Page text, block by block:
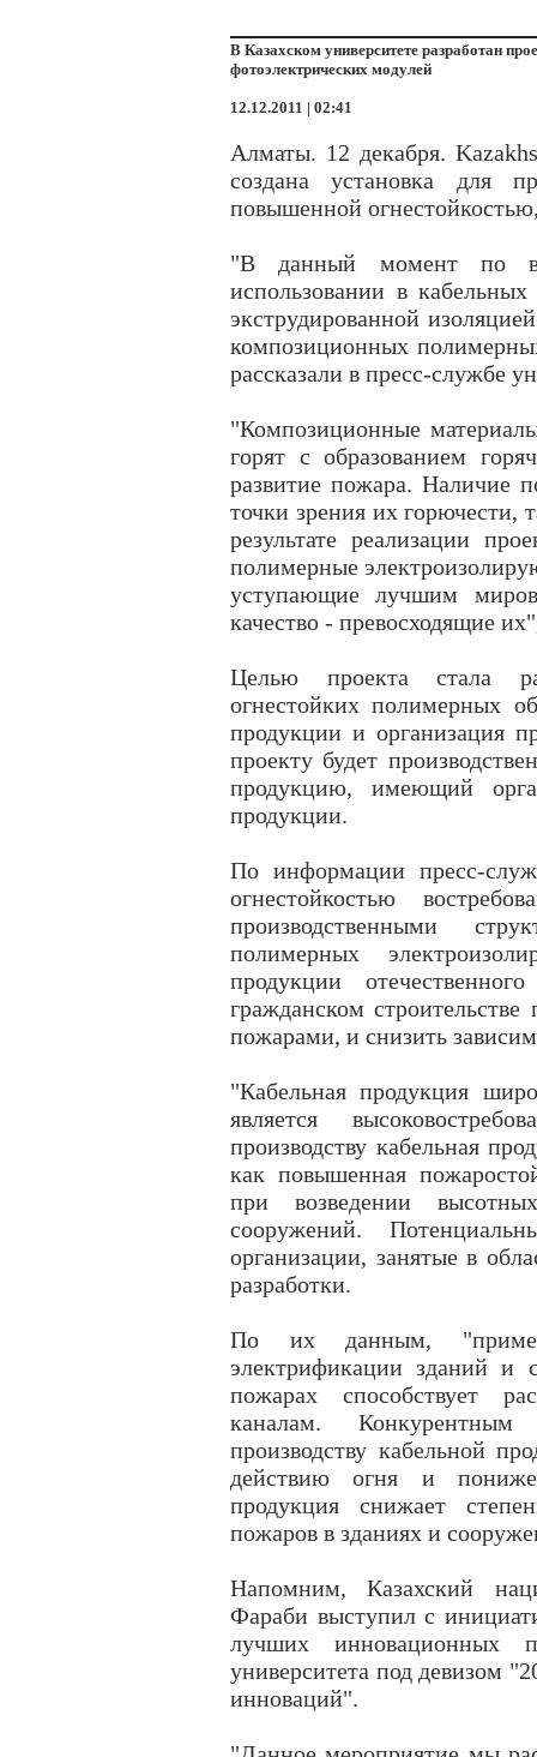
В Казахском университете разработан
фотоэлектрических модулей
12.12.2011 | 02:41
Алматы. 12 декабря.
создана установка для
повышенной
"В данный момент по
использовании в
экструдированной
композиционных
рассказали в пресс-службе
"Композиционные
горят с образованием
развитие пожара. Наличие
точки зрения их горючести,
результате реализации
полимерные
уступающие лучшим
качество - превосходящие
Целью проекта стала
огнестойких полимерных
продукции и организация
проекту будет
продукцию, имеющий
продукции.
По информации пресс-
огнестойкостью
производственными
полимерных
продукции
гражданском
пожарами, и снизить
"Кабельная продукция
является
производству кабельная
как повышенная
при возведении
сооружений.
организации, занятые в
разработки.
По их данным,
электрификации зданий и
пожарах способствует
каналам.
производству кабельной
действию огня и
продукция снижает
пожаров в зданиях и
Напомним, Казахский
Фараби выступил с
лучших инновационных
университета под девизом
инноваций".